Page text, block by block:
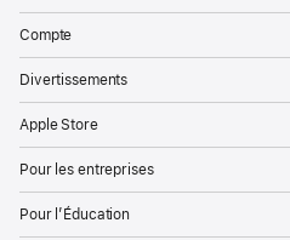
Compte
Divertissements
Apple Store
Pour les entreprises
Pour l’Éducation